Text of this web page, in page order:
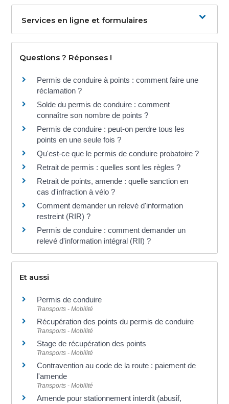
Services en ligne et formulaires
Questions ? Réponses !
Permis de conduire à points : comment faire une
réclamation ?
Solde du permis de conduire : comment
connaître son nombre de points ?
Permis de conduire : peut-on perdre tous les
points en une seule fois ?
Qu'est-ce que le permis de conduire probatoire ?
Retrait de permis : quelles sont les règles ?
Retrait de points, amende : quelle sanction en
cas d'infraction à vélo ?
Comment demander un relevé d'information
restreint (RIR) ?
Permis de conduire : comment demander un
relevé d'information intégral (RII) ?
Et aussi
Permis de conduire
Transports - Mobilité
Récupération des points du permis de conduire
Transports - Mobilité
Stage de récupération des points
Transports - Mobilité
Contravention au code de la route : paiement de
l'amende
Transports - Mobilité
Amende pour stationnement interdit (abusif,